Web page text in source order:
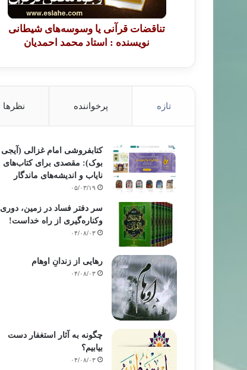
تناقضات قرآنی یا وسوسه‌های شیطانی
نویسنده : استاد محمد احمدیان
تازه پرخواننده نظرها
کتابفروشی امام غزالی (آیجی
بوک): مقصدی برای کتاب‌های
نایاب و اندیشه‌های ماندگار
۰۵/۰۳/۱۹
سر دفتر فساد در زمین‌، دوری
وکناره‌گیری از راه خداست‌!
۰۴/۰۸/۰۳
رهایی از زندانِ اوهام
۰۴/۰۸/۰۳
چگونه به آثار استغفار دست
بیابیم؟
۰۴/۰۸/۰۳